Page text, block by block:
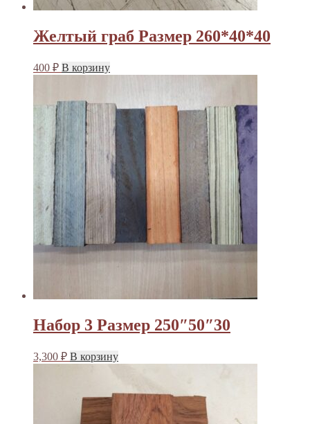
Желтый граб Размер 260*40*40
400 ₽ В корзину
Набор 3 Размер 250″50″30
3,300 ₽ В корзину